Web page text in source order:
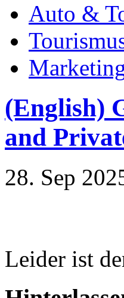
Auto &
(English)
and
28. Sep
Leider ist